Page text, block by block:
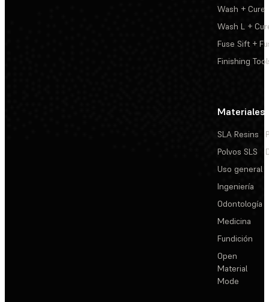
Wash + Cure
Wash L +
Fuse Sift +
Finishing
Materiales
SLA Resins
Polvos SLS
Uso general
Ingeniería
Odontología
Medicina
Fundición
Open
Material
Mode